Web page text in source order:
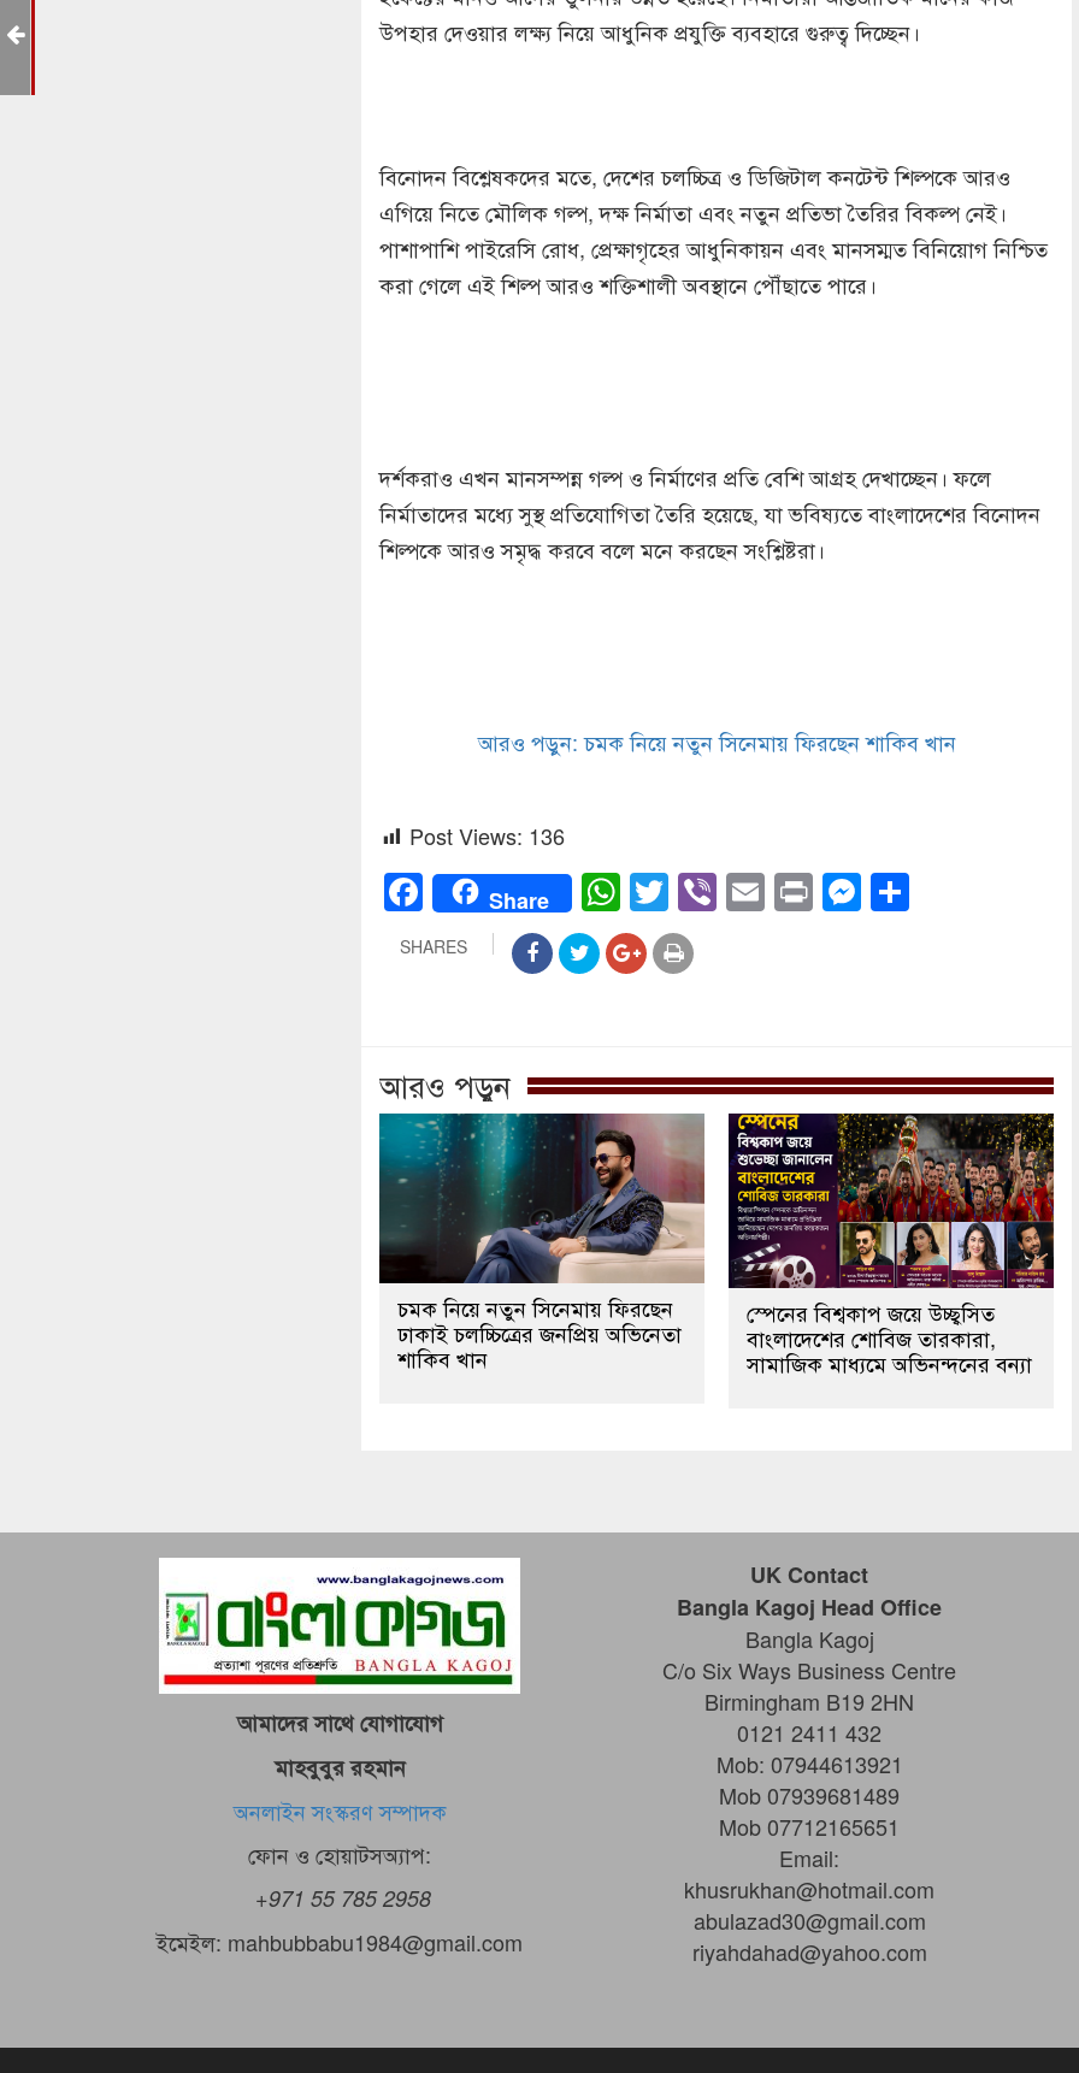
উপহার দেওয়ার লক্ষ্য নিয়ে আধুনিক প্রযুক্তি ব্যবহারে গুরুত্ব দিচ্ছেন।
বিনোদন বিশ্লেষকদের মতে, দেশের চলচ্চিত্র ও ডিজিটাল কনটেন্ট শিল্পকে আরও
এগিয়ে নিতে মৌলিক গল্প, দক্ষ নির্মাতা এবং নতুন প্রতিভা তৈরির বিকল্প নেই।
পাশাপাশি পাইরেসি রোধ, প্রেক্ষাগৃহের আধুনিকায়ন এবং মানসম্মত বিনিয়োগ নিশ্চিত
করা গেলে এই শিল্প আরও শক্তিশালী অবস্থানে পৌঁছাতে পারে।
দর্শকরাও এখন মানসম্পন্ন গল্প ও নির্মাণের প্রতি বেশি আগ্রহ দেখাচ্ছেন। ফলে
নির্মাতাদের মধ্যে সুস্থ প্রতিযোগিতা তৈরি হয়েছে, যা ভবিষ্যতে বাংলাদেশের বিনোদন
শিল্পকে আরও সমৃদ্ধ করবে বলে মনে করছেন সংশ্লিষ্টরা।
আরও পড়ুন: চমক নিয়ে নতুন সিনেমায় ফিরছেন শাকিব খান
Post Views: 136
Facebook
Share WhatsApp
Twitter
ViberEmail
PrintMessenger
SHARES
আরও পড়ুন
চমক নিয়ে নতুন সিনেমায় ফিরছেন
ঢাকাই চলচ্চিত্রের জনপ্রিয় অভিনেতা
শাকিব খান
স্পেনের বিশ্বকাপ জয়ে উচ্ছ্বসিত
বাংলাদেশের শোবিজ তারকারা,
সামাজিক মাধ্যমে অভিনন্দনের বন্যা
আমাদের সাথে যোগাযোগ
মাহবুবুর রহমান
অনলাইন সংস্করণ সম্পাদক
ফোন ও হোয়াটসঅ্যাপ:
+971 55 785 2958
ইমেইল: mahbubbabu1984@gmail.com
UK Contact
Bangla Kagoj Head Office
Bangla Kagoj
C/o Six Ways Business Centre
Birmingham B19 2HN
0121 2411 432
Mob: 07944613921
Mob 07939681489
Mob 07712165651
Email:
khusrukhan@hotmail.com
abulazad30@gmail.com
riyahdahad@yahoo.com